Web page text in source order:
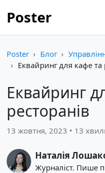
Poster
Poster Блог
Еквайринг для кафе та
Еквайринг
ресторанів
13 жовтня, 2023 • 13
Наталія
Журналіст. Пише